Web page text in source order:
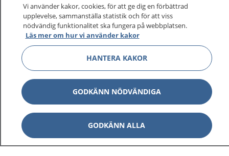
Vi använder kakor, cookies, för att ge dig en förbättrad
upplevelse, sammanställa statistik och för att viss
nödvändig funktionalitet ska fungera på webbplatsen.
Läs mer om hur vi använder kakor
HANTERA KAKOR
GODKÄNN NÖDVÄNDIGA
GODKÄNN ALLA